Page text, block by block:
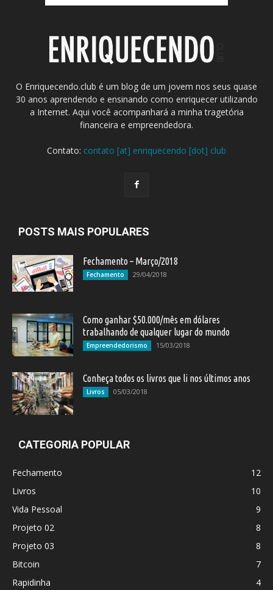
O Enriquecendo.club é um blog de um jovem nos seus quase
30 anos aprendendo e ensinando como enriquecer utilizando
a Internet. Aqui você acompanhará a minha tragetória
financeira e empreendedora.
Contato: contato [at] enriquecendo [dot] club
POSTS MAIS POPULARES
Fechamento – Março/2018
Fechamento 29/04/2018
Como ganhar $50.000/mês em dólares
trabalhando de qualquer lugar do mundo
Empreendedorismo 15/03/2018
Conheça todos os livros que li nos últimos anos
Livros 05/03/2018
CATEGORIA POPULAR
Fechamento
12
Livros
10
Vida Pessoal
9
Projeto 02
8
Projeto 03
8
Bitcoin
7
Rapidinha
4